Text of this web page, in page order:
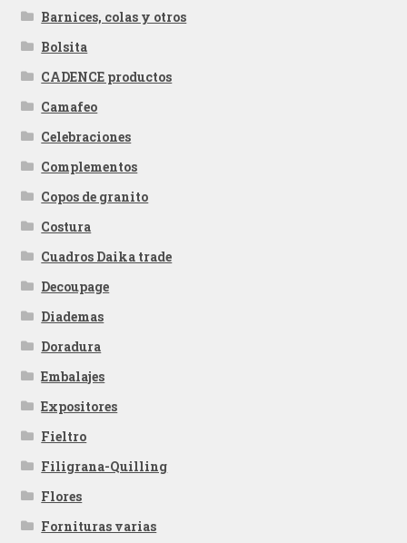
Barnices, colas y otros
Bolsita
CADENCE productos
Camafeo
Celebraciones
Complementos
Copos de granito
Costura
Cuadros Daika trade
Decoupage
Diademas
Doradura
Embalajes
Expositores
Fieltro
Filigrana-Quilling
Flores
Fornituras varias